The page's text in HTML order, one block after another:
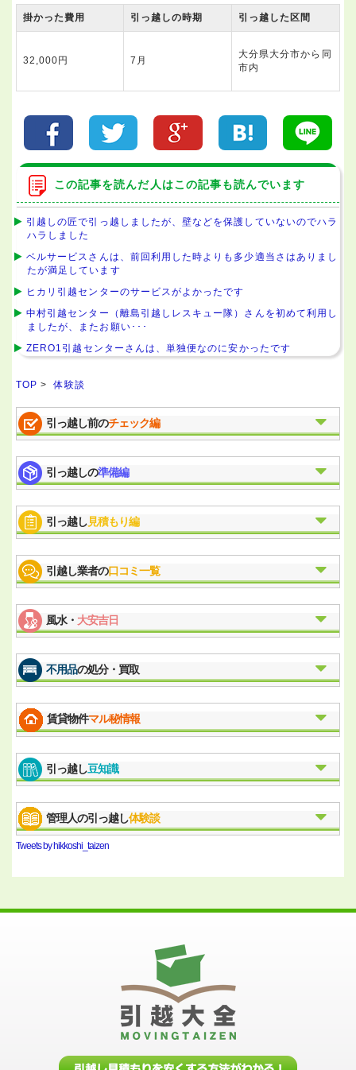
掛かった費用 引っ越しの時期 引っ越した区間
32,000円 7月
大分県大分市から同
市内
この記事を読んだ人はこの記事も読んでいます
引越しの匠で引っ越しましたが、壁などを保護していないのでハラ
ハラしました
ベルサービスさんは、前回利用した時よりも多少適当さはありまし
たが満足しています
ヒカリ引越センターのサービスがよかったです
中村引越センター（離島引越しレスキュー隊）さんを初めて利用し
ましたが、またお願い･･･
ZERO1引越センターさんは、単独便なのに安かったです
TOP >体験談
引っ越し前のチェック編
引っ越しの準備編
引っ越し見積もり編
引越し業者の口コミ一覧
風水・ 大安吉日
不用品の処分・買取
賃貸物件マル秘情報
引っ越し豆知識
管理人の引っ越し体験談
Tweets by hikkoshi_taizen